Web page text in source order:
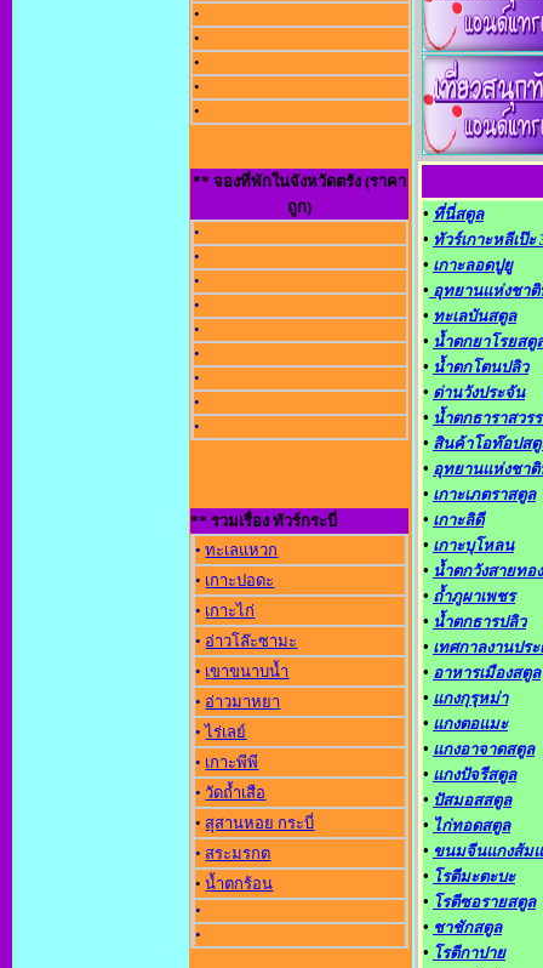
•
•
•
•
•
** จองที่พักในจังหวัดตรัง (ราคา
ถูก)
•
•
•
•
•
•
•
•
•
** รวมเรื่อง ทัวร์กระบี่
•ทะเลแหวก
• เกาะปอดะ
• เกาะไก่
• อ่าวโล๊ะซามะ
• เขาขนาบน้ำ
• อ่าวมาหยา
• ไร่เลย์
• เกาะพีพี
•วัดถ้ำเสือ
•สุสานหอย กระบี่
•สระมรกต
•น้ำตกร้อน
•
•
• ที่นี่สตูล
• ทัวร์เกาะหลีเป๊
• เกาะลอดปูยู
• อุทยานแห่งชาติ
• ทะเลบันสตูล
• น้ำตกยาโรยสตู
• น้ำตกโตนปลิว
• ด่านวังประจัน
• น้ำตกธาราสวร
• สินค้าโอท๊อปส
• อุทยานแห่งชาติ
• เกาะเภตราสตูล
• เกาะลิดี
• เกาะบุโหลน
• น้ำตกวังสายทอง
• ถ้ำภูผาเพชร
• น้ำตกธารปลิว
• เทศกาลงานปร
• อาหารเมืองสตูล
• แกงกุรุหม่า
• แกงตอแมะ
• แกงอาจาดสตูล
• แกงปัจรีสตูล
• ปัสมอสสตูล
• ไก่ทอดสตูล
• ขนมจีนแกงส้ม
• โรตีมะตะบะ
• โรตีซอรายสตูล
• ชาชักสตูล
• โรตีกาปาย